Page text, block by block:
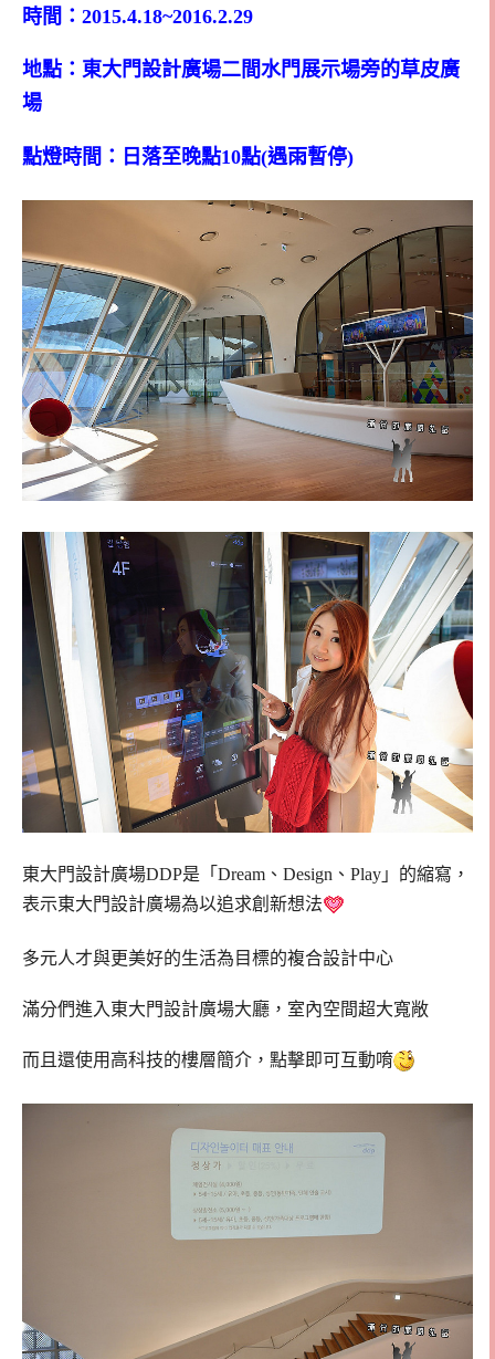
時間：2015.4.18~2016.2.29
地點：東大門設計廣場二間水門展示場旁的草皮廣
場
點燈時間：日落至晚點10點(遇雨暫停)
東大門設計廣場DDP是「Dream、Design、Play」的縮寫，
表示東大門設計廣場為以追求創新想法
多元人才與更美好的生活為目標的複合設計中心
滿分們進入東大門設計廣場大廳，室內空間超大寬敞
而且還使用高科技的樓層簡介，點擊即可互動唷